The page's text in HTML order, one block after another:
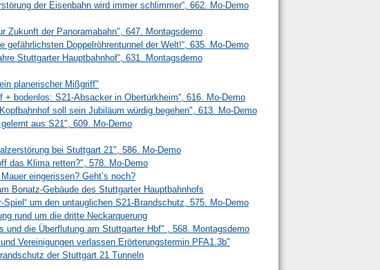
der Eisenbahn wird immer schlimmer“, 662. Mo-Demo
Zukunft der Panoramabahn", 647. Montagsdemo
gefährlichsten Doppelröhrentunnel der Welt!“, 635. Mo-Demo
Stuttgarter Hauptbahnhof“, 631. Montagsdemo
planerischer Mißgriff"
+ bodenlos: S21-Absacker in Obertürkheim“, 616. Mo-Demo
soll sein Jubiläum würdig begehen", 613. Mo-Demo
aus S21", 609. Mo-Demo
bei Stuttgart 21", 586. Mo-Demo
das Klima retten?", 578. Mo-Demo
eingerissen? Geht’s noch?
Bonatz-Gebäude des Stuttgarter Hauptbahnhofs
um den untauglichen S21-Brandschutz, 575. Mo-Demo
rund um die dritte Neckarquerung
und die Überflutung am Stuttgarter Hbf" , 568. Montagsdemo
Vereinigungen verlassen Erörterungstermin PFA1.3b"
der Stuttgart 21 Tunneln